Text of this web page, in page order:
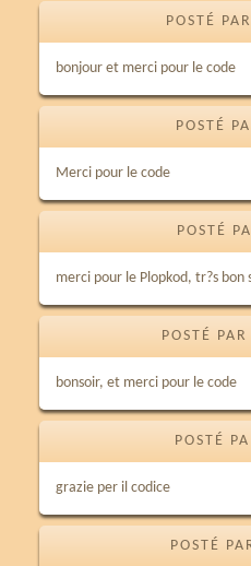
POSTÉ
bonjour et merci pour le code
POSTÉ
Merci pour le code
POSTÉ
merci pour le Plopkod, tr?s bon
POSTÉ
bonsoir, et merci pour le code
POSTÉ
grazie per il codice
POSTÉ